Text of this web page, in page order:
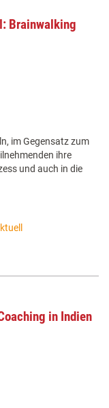
Brainwalking
im Gegensatz zum
ihre
und auch in die
in Indien